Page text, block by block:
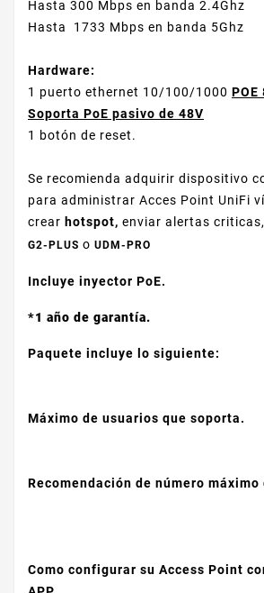
Hasta 300 Mbps en banda 2.4Ghz
Hasta 1733 Mbps en banda 5Ghz
Hardware:
1 puerto ethernet 10/100/1000
Soporta PoE pasivo de 48V
1 botón de reset.
Se recomienda adquirir dispositivo
para administrar Acces Point UniFi
crear hotspot, enviar alertas
G2-PLUS o UDM-PRO
Incluye inyector PoE.
*1 año de garantía.
Paquete incluye lo siguiente:
Máximo de usuarios que soporta.
Recomendación de número máximo
Como configurar su Access Point